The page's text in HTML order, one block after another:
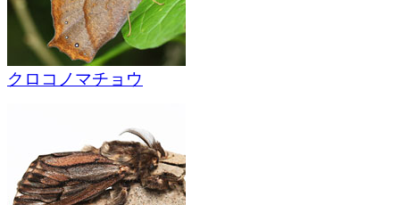
クロコノマチョウ